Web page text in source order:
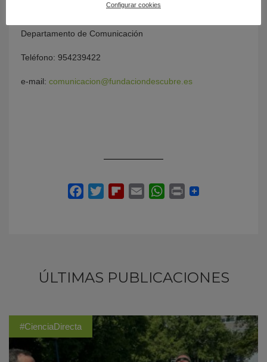
FUNDACIÓN DESCUBRE
Departamento de Comunicación
Teléfono: 954239422
e-mail: comunicacion@fundaciondescubre.es
ÚLTIMAS PUBLICACIONES
#CienciaDirecta
Configurar cookies